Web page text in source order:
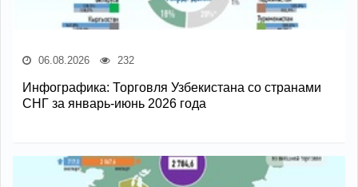
06.08.2026 232
Инфографика: Торговля Узбекистана со странами
СНГ за январь-июнь 2026 года